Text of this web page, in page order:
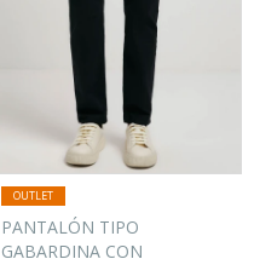
PANTALÓN TIPO
GABARDINA CON